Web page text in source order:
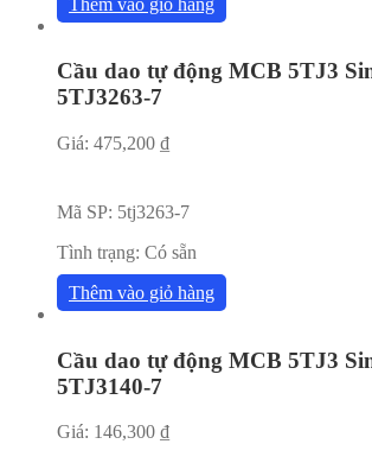
Cầu dao tự động MCB 5TJ3
5TJ3263-7
Giá: 475,200 ₫
Mã SP: 5tj3263-7
Tình trạng: Có sẵn
Thêm vào giỏ hàng
Cầu dao tự động MCB 5TJ3
5TJ3140-7
Giá: 146,300 ₫